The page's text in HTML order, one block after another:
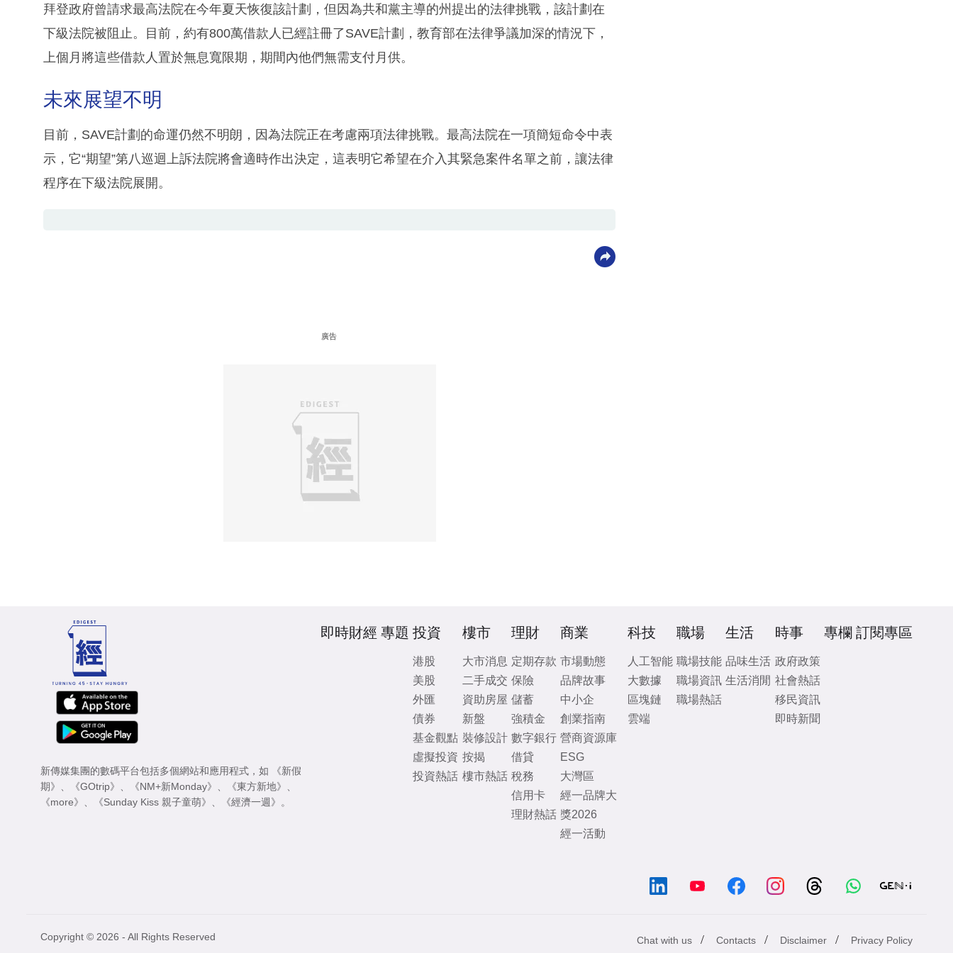
拜登政府曾請求最高法院在今年夏天恢復該計劃，但因為共和黨主導的州提出的法律挑戰，該計劃在
下級法院被阻止。目前，約有800萬借款人已經註冊了SAVE計劃，教育部在法律爭議加深的情況下，
上個月將這些借款人置於無息寬限期，期間內他們無需支付月供。
未來展望不明
目前，SAVE計劃的命運仍然不明朗，因為法院正在考慮兩項法律挑戰。最高法院在一項簡短命令中表
示，它“期望”第八巡迴上訴法院將會適時作出決定，這表明它希望在介入其緊急案件名單之前，讓法律
程序在下級法院展開。
廣告
新傳媒集團的數碼平台包括多個網站和應用程式，如
《新假
期》 、 《GOtrip》 、 《NM+新Monday》 、 《東方新地》 、
《more》 、 《Sunday Kiss 親子童萌》 、 《經濟一週》 。
即時財經 專題 投資
港股
美股
外匯
債券
基金觀點
虛擬投資
投資熱話
樓市
大市消息
二手成交
資助房屋
新盤
裝修設計
按揭
樓市熱話
理財
定期存款
保險
儲蓄
強積金
數字銀行
借貸
稅務
信用卡
理財熱話
商業
市場動態
品牌故事
中小企
創業指南
營商資源庫
ESG
大灣區
經一品牌大
獎2026
經一活動
科技
人工智能
大數據
區塊鏈
雲端
職場
職場技能
職場資訊
職場熱話
生活
品味生活
生活消閒
時事
政府政策
社會熱話
移民資訊
即時新聞
專欄 訂閱專區
Chat with us / Contacts / Disclaimer / Privacy Policy
Copyright © 2026 - All Rights Reserved